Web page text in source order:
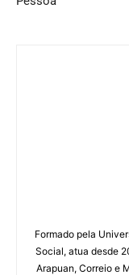
Formado pela
Social, atua desde
Arapuan, Correio e